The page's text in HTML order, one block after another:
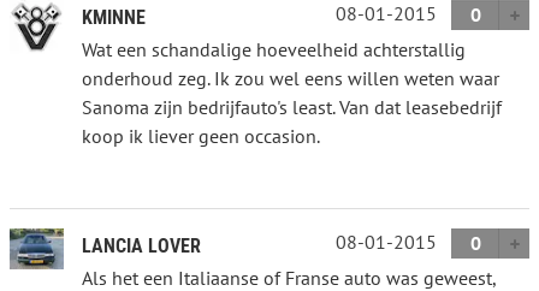
KMINNE 08-01-2015
0
Wat een schandalige hoeveelheid achterstallig
onderhoud zeg. Ik zou wel eens willen weten waar
Sanoma zijn bedrijfauto's least. Van dat leasebedrijf
koop ik liever geen occasion.
LANCIA LOVER 08-01-2015
0
Als het een Italiaanse of Franse auto was geweest,